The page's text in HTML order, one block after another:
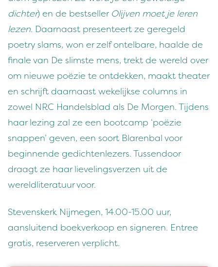
dichter) en de bestseller Olijven moet je leren
lezen. Daarnaast presenteert ze geregeld
poetry slams, won er zelf ontelbare, haalde de
finale van De slimste mens, trekt de wereld over
om nieuwe poëzie te ontdekken, maakt theater
en schrijft daarnaast wekelijkse columns in
zowel NRC Handelsblad als De Morgen. Tijdens
haar lezing zal ze een bootcamp ‘poëzie
snappen’ geven, een soort Blarenbal voor
beginnende gedichtenlezers. Tussendoor
draagt ze haar lievelingsverzen uit de
wereldliteratuur voor.
Stevenskerk Nijmegen, 14.00-15.00 uur,
aansluitend boekverkoop en signeren. Entree
gratis, reserveren verplicht.